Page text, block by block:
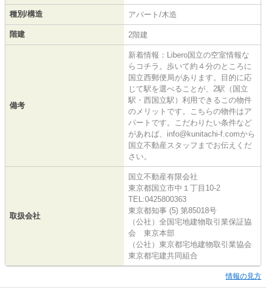
種別/構造 アパート/木造
階建 2階建
備考
新着情報：Libero国立の空室情報な
らコチラ。歩いて約４分のところに
国立西郵便局があります。目的に応
じて駅を選べることが、2駅（国立
駅・西国立駅）利用できるこの物件
のメリットです。こちらの物件はア
パートです。こだわりたい条件など
があれば、info@kunitachi-f.comから
国立不動産スタッフまでお伝えくだ
さい。
取扱会社
国立不動産有限会社
東京都国立市中１丁目10-2
TEL:0425800363
東京都知事 (5) 第85018号
（公社）全国宅地建物取引業保証協
会 東京本部
（公社）東京都宅地建物取引業協会
東京都宅建共同組合
情報の見方